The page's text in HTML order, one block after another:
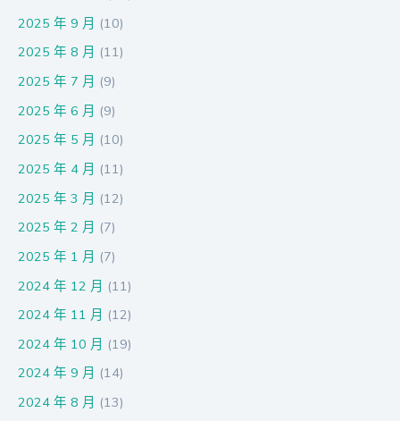
2025 年 9 月 (10)
2025 年 8 月 (11)
2025 年 7 月 (9)
2025 年 6 月 (9)
2025 年 5 月 (10)
2025 年 4 月 (11)
2025 年 3 月 (12)
2025 年 2 月 (7)
2025 年 1 月 (7)
2024 年 12 月 (11)
2024 年 11 月 (12)
2024 年 10 月 (19)
2024 年 9 月 (14)
2024 年 8 月 (13)